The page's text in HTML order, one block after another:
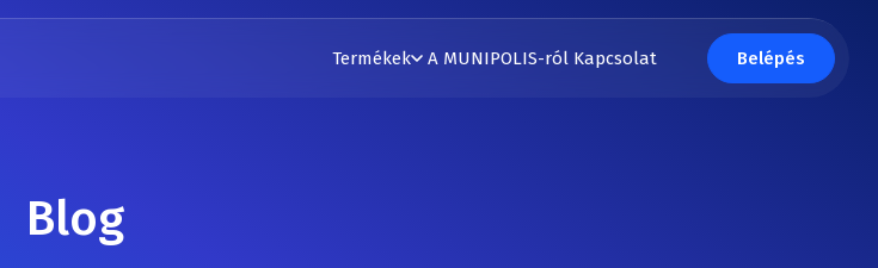
Termékek A MUNIPOLIS-ról Kapcsolat Belépés
Blog